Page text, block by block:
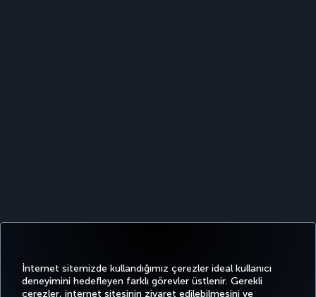
İnternet sitemizde kullandığımız çerezler ideal kullanıcı
deneyimini hedefleyen farklı görevler üstlenir. Gerekli
çerezler, internet sitesinin ziyaret edilebilmesini ve